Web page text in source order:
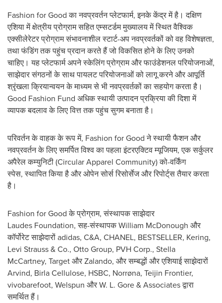
Fashion for Good का नवप्रवर्तन प्लेटफार्म, इनके केंद्र में है। दक्षिण
एशिया में क्षेत्रीय प्रोग्राम सहित एम्सटर्डम मुख्यालय में स्थित वैश्विक
एक्सीलेरेटर प्रोग्राम संभावनाशील स्टार्ट-अप नवप्रवर्तकों को वह विशेषज्ञता,
तथा फंडिंग तक पहुंच प्रदान करते हैं जो विकसित होने के लिए उनको
चाहिए। यह प्लेटफार्म अपने स्केलिंग प्रोग्राम और फाउंडेशनल परियोजनाओं,
साझेदार संगठनों के साथ पायलट परियोजनाओं को लागू करने और आपूर्ति
श्रृंखला क्रियान्वयन के माध्यम से भी नवप्रवर्तकों का सहयोग करता है।
Good Fashion Fund अधिक स्थायी उत्पादन प्रक्रिया की दिशा में
व्यापक बदलाव के लिए वित्त तक पहुंच सुगम बनाता है।
परिवर्तन के वाहक के रूप में, Fashion for Good ने स्थायी फैशन और
नवप्रवर्तन के लिए समर्पित विश्व का पहला इंटरएक्टिव म्यूजियम, एक सर्कुलर
अपैरेल कम्युनिटी (Circular Apparel Community) को-वर्किंग
स्पेस, स्थापित किया है और ओपेन सोर्स रिसोर्सेज और रिपोर्ट्‌स तैयार करता
है।
Fashion for Good के प्रोग्राम, संस्थापक साझेदार
Laudes Foundation, सह-संस्थापक William McDonough और
कॉर्पोरेट साझेदारों adidas, C&A, CHANEL, BESTSELLER, Kering,
Levi Strauss & Co., Otto Group, PVH Corp., Stella
McCartney, Target और Zalando, और सम्बद्धों और एशियाई साझेदारों
Arvind, Birla Cellulose, HSBC, Norrøna, Teijin Frontier,
vivobarefoot, Welspun और W. L. Gore & Associates द्वारा
समर्थित हैं।